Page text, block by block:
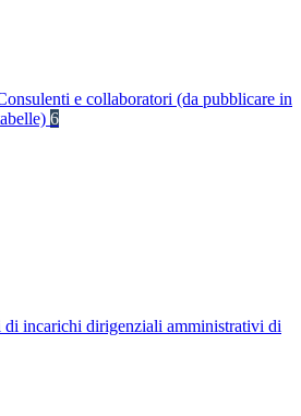
e collaboratori (da pubblicare in
6
di incarichi dirigenziali amministrativi di